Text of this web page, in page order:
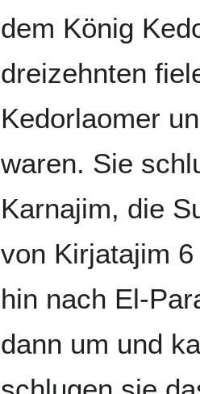
dem König
dreizehnten
Kedorlaomer
waren. Sie
Karnajim, die
von Kirjatajim
hin nach El-
dann um und